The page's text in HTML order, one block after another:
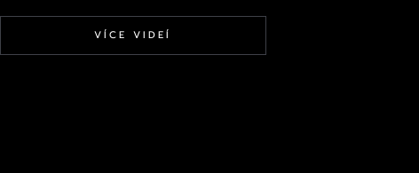
VÍCE VIDEÍ